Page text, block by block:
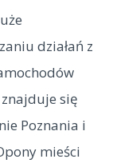
działań z
się
Poznania i
mieści